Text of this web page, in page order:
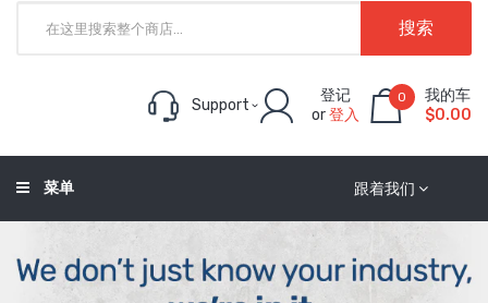
搜索
Support
登记
or登入
0
我的车
$0.00
跟着我们
菜单